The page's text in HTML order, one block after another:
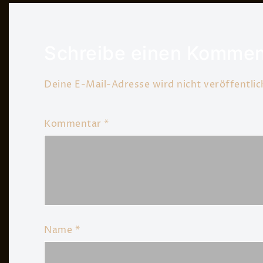
Deine E-Mail-Adresse wird nicht
Kommentar *
Name *